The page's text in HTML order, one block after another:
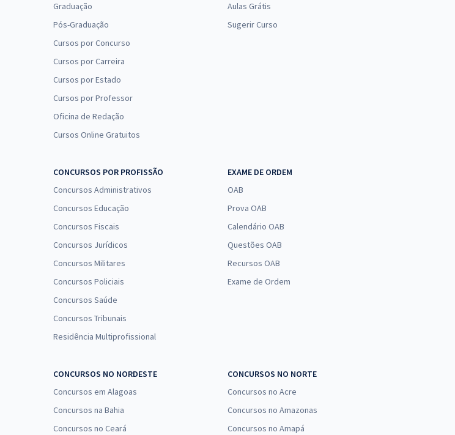
Graduação
Pós-Graduação
Cursos por Concurso
Cursos por Carreira
Cursos por Estado
Cursos por Professor
Oficina de Redação
Cursos Online Gratuitos
Aulas Grátis
Sugerir Curso
CONCURSOS POR PROFISSÃO
Concursos Administrativos
Concursos Educação
Concursos Fiscais
Concursos Jurídicos
Concursos Militares
Concursos Policiais
Concursos Saúde
Concursos Tribunais
Residência Multiprofissional
EXAME DE ORDEM
OAB
Prova OAB
Calendário OAB
Questões OAB
Recursos OAB
Exame de Ordem
CONCURSOS NO NORDESTE
Concursos em Alagoas
Concursos na Bahia
Concursos no Ceará
CONCURSOS NO NORTE
Concursos no Acre
Concursos no Amazonas
Concursos no Amapá